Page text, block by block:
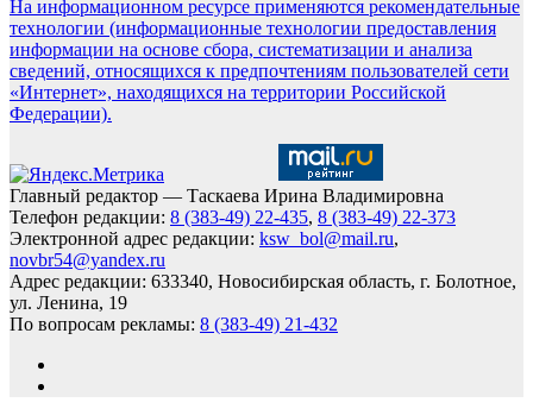
На информационном ресурсе применяются рекомендательные
технологии (информационные технологии предоставления
информации на основе сбора, систематизации и анализа
сведений, относящихся к предпочтениям пользователей сети
«Интернет», находящихся на территории Российской
Федерации).
Главный редактор — Таскаева Ирина Владимировна
Телефон редакции: 8 (383-49) 22-435, 8 (383-49) 22-373
Электронной адрес редакции: ksw_bol@mail.ru,
novbr54@yandex.ru
Адрес редакции: 633340, Новосибирская область, г. Болотное,
ул. Ленина, 19
По вопросам рекламы: 8 (383-49) 21-432